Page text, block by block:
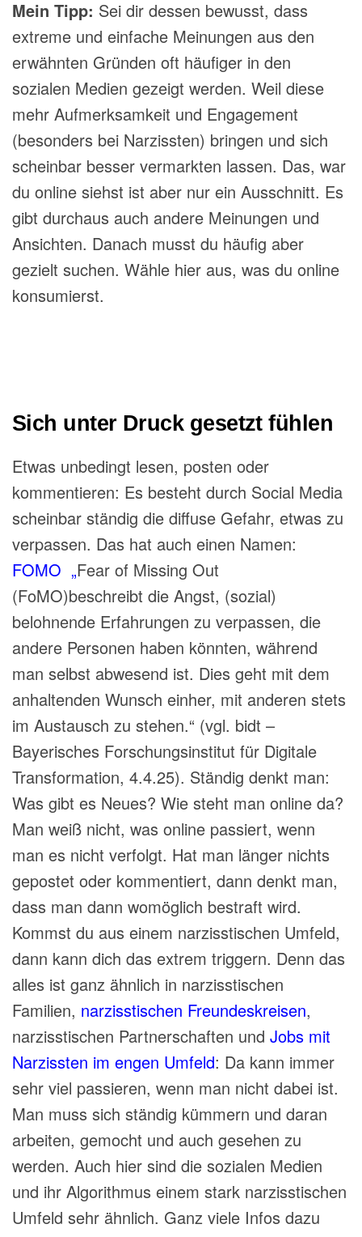
Mein Tipp: Sei dir dessen bewusst, dass
extreme und einfache Meinungen aus den
erwähnten Gründen oft häufiger in den
sozialen Medien gezeigt werden. Weil diese
mehr Aufmerksamkeit und Engagement
(besonders bei Narzissten) bringen und sich
scheinbar besser vermarkten lassen. Das, war
du online siehst ist aber nur ein Ausschnitt. Es
gibt durchaus auch andere Meinungen und
Ansichten. Danach musst du häufig aber
gezielt suchen. Wähle hier aus, was du online
konsumierst.
Sich unter Druck gesetzt fühlen
Etwas unbedingt lesen, posten oder
kommentieren: Es besteht durch Social Media
scheinbar ständig die diffuse Gefahr, etwas zu
verpassen. Das hat auch einen Namen:
FOMO „Fear of Missing Out
(FoMO)beschreibt die Angst, (sozial)
belohnende Erfahrungen zu verpassen, die
andere Personen haben könnten, während
man selbst abwesend ist. Dies geht mit dem
anhaltenden Wunsch einher, mit anderen stets
im Austausch zu stehen.“ (vgl. bidt –
Bayerisches Forschungsinstitut für Digitale
Transformation, 4.4.25). Ständig denkt man:
Was gibt es Neues? Wie steht man online da?
Man weiß nicht, was online passiert, wenn
man es nicht verfolgt. Hat man länger nichts
gepostet oder kommentiert, dann denkt man,
dass man dann womöglich bestraft wird.
Kommst du aus einem narzisstischen Umfeld,
dann kann dich das extrem triggern. Denn das
alles ist ganz ähnlich in narzisstischen
Familien, narzisstischen Freundeskreisen,
narzisstischen Partnerschaften und Jobs mit
Narzissten im engen Umfeld: Da kann immer
sehr viel passieren, wenn man nicht dabei ist.
Man muss sich ständig kümmern und daran
arbeiten, gemocht und auch gesehen zu
werden. Auch hier sind die sozialen Medien
und ihr Algorithmus einem stark narzisstischen
Umfeld sehr ähnlich. Ganz viele Infos dazu